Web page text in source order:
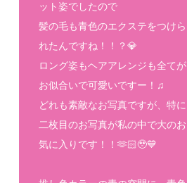
ット姿でしたので
髪の毛も青色のエクステをつけら
れたんですね！！？💎
ロング姿もヘアアレンジも全てが
お似合いで可愛いですー！♫
どれも素敵なお写真ですが、特に
二枚目のお写真が私の中で大のお
気に入りです！！🫶🏻🥹💙